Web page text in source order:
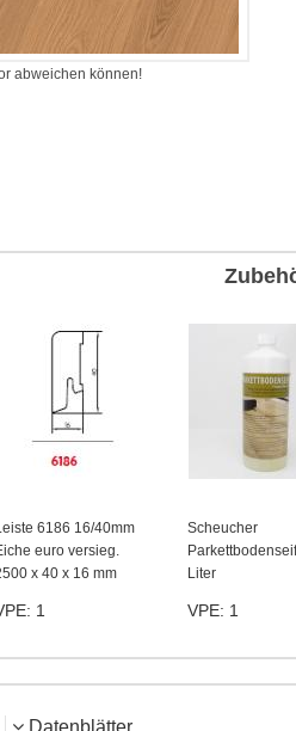
abweichen können!
6186 16/40mm
euro versieg.
x 40 x 16 mm
1
Scheucher
Liter
VPE: 1
Datenblätter